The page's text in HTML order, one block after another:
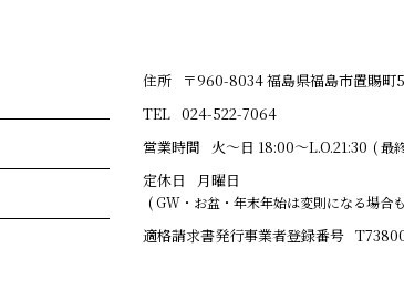
住所
〒960-8034 福島県福島市置賜町
TEL 024-522-7064
営業時間
火～日 18:00～L.O.21:30 ( 最
定休日 月曜日
( GW・お盆・年末年始は変則になる場合
適格請求書発行事業者登録番号